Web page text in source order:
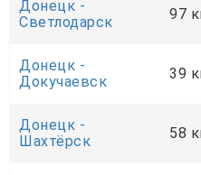
Донецк -
Светлодарск
97
Донецк -
Докучаевск
39
Донецк -
Шахтёрск
58